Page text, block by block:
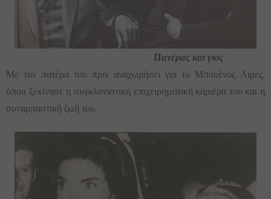
Πατέρας και γιος
Με τον πατέρα του πριν αναχωρήσει για το Μπουένος Αιρες,
όπου ξεκίνησε η συγκλονιστική επιχειρηματική καριέρα του και η
συναρπαστική ζωή του.